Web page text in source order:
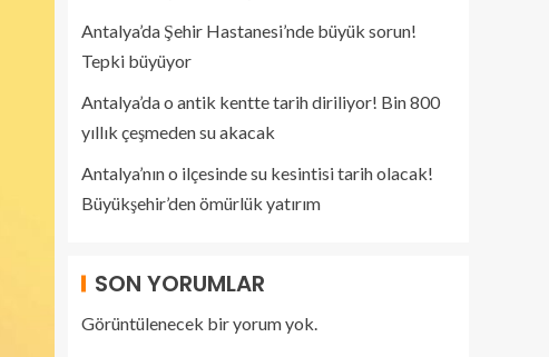
Antalya’da Şehir Hastanesi’nde büyük sorun!
Tepki büyüyor
Antalya’da o antik kentte tarih diriliyor! Bin 800
yıllık çeşmeden su akacak
Antalya’nın o ilçesinde su kesintisi tarih olacak!
Büyükşehir’den ömürlük yatırım
SON YORUMLAR
Görüntülenecek bir yorum yok.